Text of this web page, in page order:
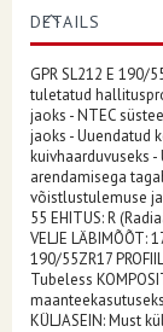
DETAILS
GPR SL212 E 190/
tuletatud
jaoks - NTEC
jaoks - Uuendatud
kuivhaarduvuseks
arendamisega
võistlustulemuse
55 EHITUS: R
VELJE LÄBIMÕÕT:
190/55ZR17
Tubeless
KÜLJASEIN: Must